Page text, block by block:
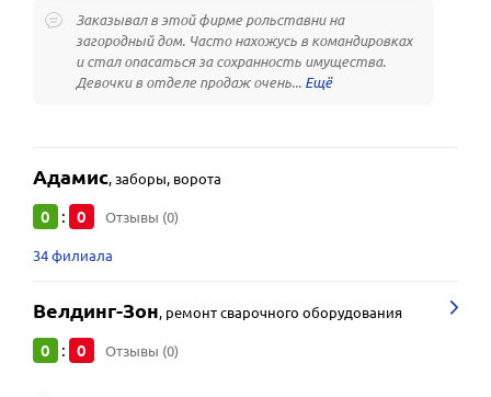
Заказывал в этой фирме рольставни на
загородный дом. Часто нахожусь в командировках
и стал опасаться за сохранность имущества.
Девочки в отделе продаж очень...
Адамис,заборы, ворота
0 : 0 Отзывы (0)
34 филиала
Велдинг-Зон, ремонт сварочного оборудования
0 : 0 Отзывы (0)